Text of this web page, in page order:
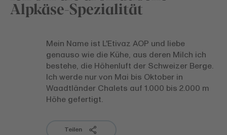
Alpkäse-Spezialität
Mein Name ist L'Etivaz AOP und liebe
genauso wie die Kühe, aus deren Milch ich
bestehe, die Höhenluft der Schweizer Berge.
Ich werde nur von Mai bis Oktober in
Waadtländer Chalets auf 1.000 bis 2.000 m
Höhe gefertigt.
Teilen